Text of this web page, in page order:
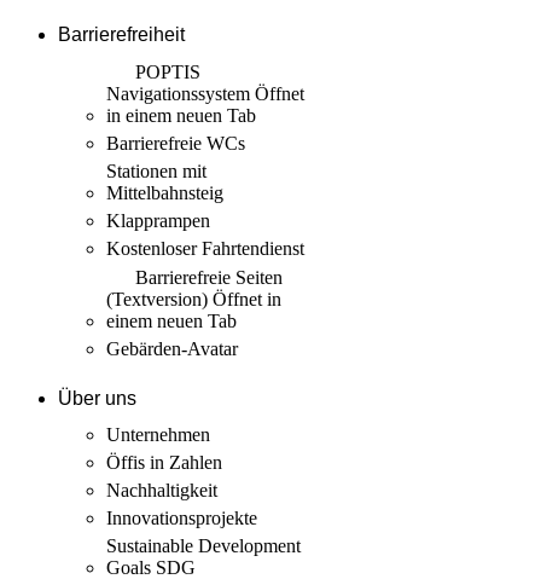
Barrierefreiheit
POPTIS
Navigationssystem Öffnet
in einem neuen Tab
Barrierefreie WCs
Stationen mit
Mittelbahnsteig
Klapprampen
Kostenloser Fahrtendienst
Barrierefreie Seiten
(Textversion) Öffnet in
einem neuen Tab
Gebärden-Avatar
Über uns
Unternehmen
Öffis in Zahlen
Nachhaltigkeit
Innovations­projekte
Sustainable Development
Goals SDG